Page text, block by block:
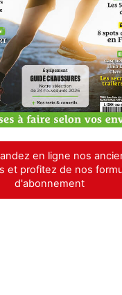
en ligne nos
et profitez de nos
d'abonnement